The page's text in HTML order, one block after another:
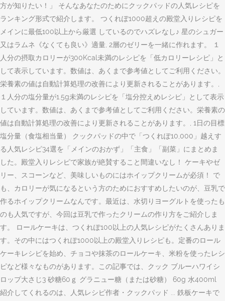
方が知りたい！」 そんなあなたのためにクックパッドの人気レシピを
ランキング形式で紹介します。 つくれぽ1000超えの殿堂入りレシピを
メインに最低100以上から厳選 しているのでハズレなし♪ 星のシュガー
又はラムネ《なくても良い》適量, 2層のゼリーを一緒に作れます。 １
人分の摂取カロリーが300Kcal未満のレシピを「低カロリーレシピ」と
して表示しています。数値は、あくまで参考値としてご利用ください。
栄養素の値は自動計算処理の改善により更新されることがあります。,
１人分の塩分量が1.5g未満のレシピを「塩分控えめレシピ」として表示
しています。数値は、あくまで参考値としてご利用ください。栄養素の
値は自動計算処理の改善により更新されることがあります。, 1日の目標
塩分量（食塩相当量） クックパッドの中で「つくれぽ10,000」越えす
る人気レシピ34選を「メインのおかず」「主食」「副菜」にまとめま
した。殿堂入りレシピで家族が絶賛すること間違いなし！ ケーキやゼ
リー、スコーンなど、美味しいものにはホイップクリームが必須！ で
も、カロリーが気になるという方のためにおすすめしたいのが、豆乳で
作るホイップクリームなんです。最近は、水切りヨーグルトを使ったも
のも人気ですが、今回は豆乳で作ったクリームの作り方をご紹介しま
す。 ロールケーキは、つくれぽ100以上の人気レシピがたくさんありま
す。その中にはつくれぽ1000以上の殿堂入りレシピも。定番のロール
ケーキレシピを始め、チョコや抹茶のロールケーキ、米粉を使ったレシ
ピなど様々なものがあります。この記事では、クック ブルーハワイシ
ロップ大さじ3 砂糖60ｇ グラニュー糖（または砂糖） 60g 水400ml
紹介してくれるのは、人気レシピ作者・クックパッド ... 鉄板ケーキで